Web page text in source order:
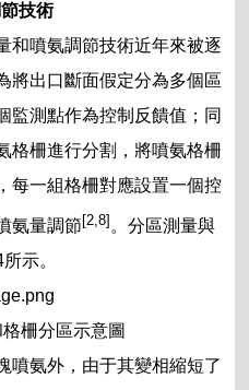
技術
和噴氨調節技術近年來被逐
將出口斷面假定分為多個區
監測點作為控制反饋值；同
格柵進行分割，將噴氨格柵
每一組格柵對應設置一個控
氨量調節 [2,8] 。分區測量與
示。
柵分區示意圖
噴氨外，由于其變相縮短了